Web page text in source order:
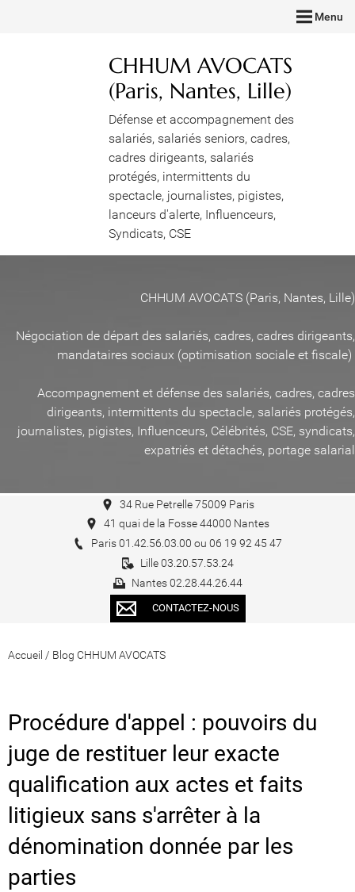
Menu
CHHUM AVOCATS
(Paris, Nantes, Lille)
Défense et accompagnement des
salariés, salariés seniors, cadres,
cadres dirigeants, salariés
protégés, intermittents du
spectacle, journalistes, pigistes,
lanceurs d'alerte, Influenceurs,
Syndicats, CSE
CHHUM AVOCATS (Paris, Nantes, Lille)
Négociation de départ des salariés, cadres, cadres dirigeants,
mandataires sociaux (optimisation sociale et fiscale)
Accompagnement et défense des salariés, cadres, cadres
dirigeants, intermittents du spectacle, salariés protégés,
journalistes, pigistes, Influenceurs, Célébrités, CSE, syndicats,
expatriés et détachés, portage salarial
34 Rue Petrelle 75009 Paris
41 quai de la Fosse 44000 Nantes
Paris 01.42.56.03.00 ou 06 19 92 45 47
Lille 03.20.57.53.24
Nantes 02.28.44.26.44
CONTACTEZ-NOUS
Accueil / Blog CHHUM AVOCATS
Procédure d'appel : pouvoirs du
juge de restituer leur exacte
qualification aux actes et faits
litigieux sans s'arrêter à la
dénomination donnée par les
parties